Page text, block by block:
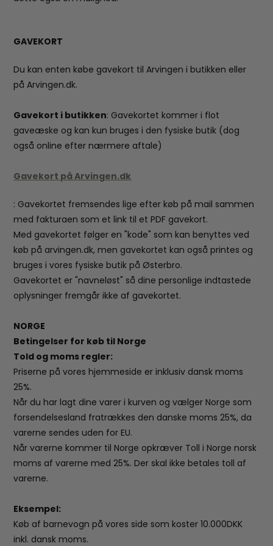
GAVEKORT
Du kan enten købe gavekort til Arvingen i butikken eller
på Arvingen.dk.
Gavekort i butikken: Gavekortet kommer i flot
gaveæske og kan kun bruges i den fysiske butik (dog
også online efter nærmere aftale)
Gavekort på Arvingen.dk
: Gavekortet fremsendes lige efter køb på mail sammen
med fakturaen som et link til et PDF gavekort.
Med gavekortet følger en "kode" som kan benyttes ved
køb på arvingen.dk, men gavekortet kan også printes og
bruges i vores fysiske butik på Østerbro.
Gavekortet er "navneløst" så dine personlige indtastede
oplysninger fremgår ikke af gavekortet.
NORGE
Betingelser for køb til Norge
Told og moms regler:
Priserne på vores hjemmeside er inklusiv dansk moms
25%.
Når du har lagt dine varer i kurven og vælger Norge som
forsendelsesland fratrækkes den danske moms 25%, da
varerne sendes uden for EU.
Når varerne kommer til Norge opkræver Toll i Norge norsk
moms af varerne med 25%. Der skal ikke betales toll af
varerne.
Eksempel:
Køb af barnevogn på vores side som koster 10.000DKK
inkl. dansk moms.